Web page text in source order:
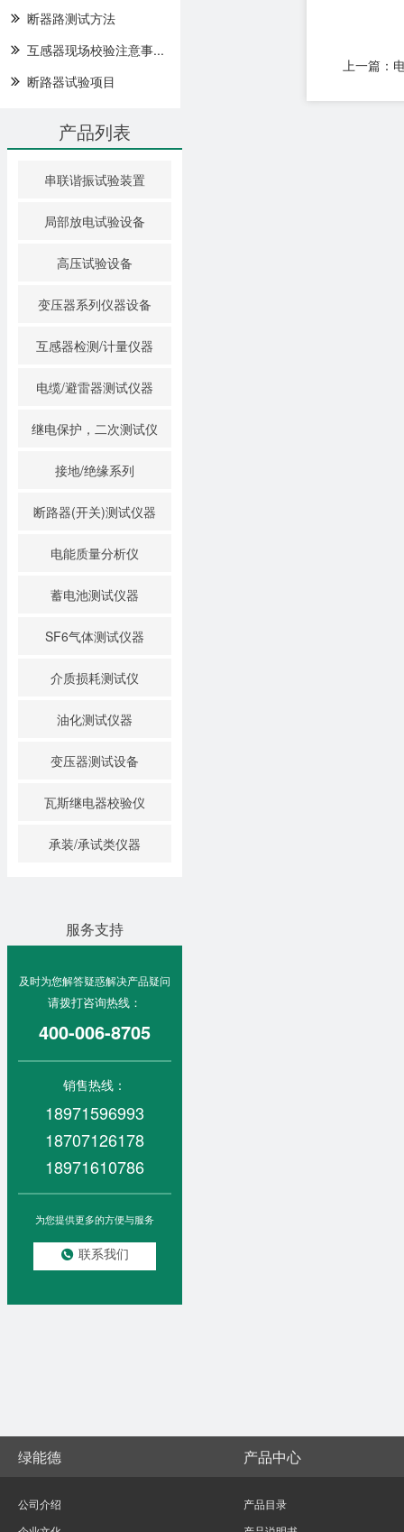
断器路测试方法
互感器现场校验注意事...
断路器试验项目
产品列表
串联谐振试验装置
局部放电试验设备
高压试验设备
变压器系列仪器设备
互感器检测/计量仪器
电缆/避雷器测试仪器
继电保护，二次测试仪
接地/绝缘系列
断路器(开关)测试仪器
电能质量分析仪
蓄电池测试仪器
SF6气体测试仪器
介质损耗测试仪
油化测试仪器
变压器测试设备
瓦斯继电器校验仪
承装/承试类仪器
服务支持
及时为您解答疑惑解决产品疑问
请拨打咨询热线：
400-006-8705
销售热线：
18971596993
18707126178
18971610786
为您提供更多的方便与服务
联系我们
上一篇：
绿能德 产品中心
公司介绍
产品目录